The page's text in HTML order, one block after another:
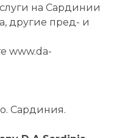
на Сардинии
другие пред- и
www.da-
Сардиния.